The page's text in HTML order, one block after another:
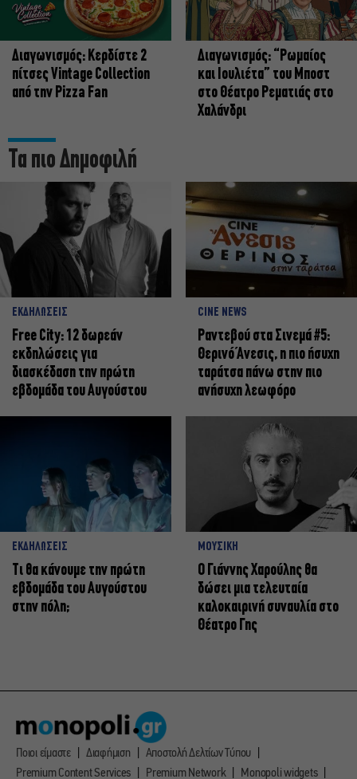
Διαγωνισμός: Κερδίστε 2
πίτσες Vintage Collection
από την Pizza Fan
Διαγωνισμός: “Ρωμαίος
και Ιουλιέτα” του Μποστ
στο Θέατρο Ρεματιάς στο
Χαλάνδρι
Τα πιο Δημοφιλή
ΕΚΔΗΛΩΣΕΙΣ
Free City: 12 δωρεάν
εκδηλώσεις για
διασκέδαση την πρώτη
εβδομάδα του Αυγούστου
CINE NEWS
Ραντεβού στα Σινεμά #5:
Θερινό Άνεσις, η πιο ήσυχη
ταράτσα πάνω στην πιο
ανήσυχη λεωφόρο
ΕΚΔΗΛΩΣΕΙΣ
Τι θα κάνουμε την πρώτη
εβδομάδα του Αυγούστου
στην πόλη;
ΜΟΥΣΙΚΗ
Ο Γιάννης Χαρούλης θα
δώσει μια τελευταία
καλοκαιρινή συναυλία στο
Θέατρο Γης
Ποιοι είμαστε Διαφήμιση
Αποστολή Δελτίων Τύπου
Premium Content Services
Premium Network Monopoli widgets